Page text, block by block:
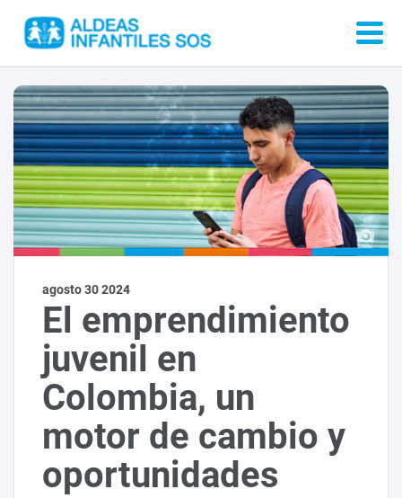
agosto 30 2024
El emprendimiento
juvenil en
Colombia, un
motor de cambio y
oportunidades